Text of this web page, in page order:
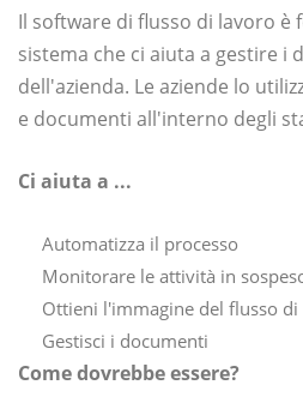
Il software di flusso di lavoro
sistema che ci aiuta a gestire i
dell'azienda. Le aziende lo
e documenti all'interno degli
Ci aiuta a ...
Automatizza il processo
Monitorare le attività in
Ottieni l'immagine del flusso di
Gestisci i documenti
Come dovrebbe essere?